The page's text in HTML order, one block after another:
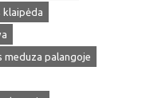
klaipėda
meduza palangoje